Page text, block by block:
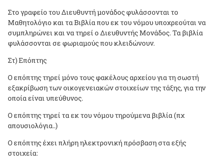
Στο γραφείο του Διευθυντή μονάδος φυλάσσονται το
Μαθητολόγιο και τα Βιβλία που εκ του νόμου υποχρεούται να
συμπληρώνει και να τηρεί ο Διευθυντής Μονάδος. Τα βιβλία
φυλάσσονται σε φωριαμούς που κλειδώνουν.
Στ) Επόπτης
Ο επόπτης τηρεί μόνο τους φακέλους αρχείου για τη σωστή
εξακρίβωση των οικογενειακών στοιχείων της τάξης, για την
οποία είναι υπεύθυνος.
Ο επόπτης τηρεί τα εκ του νόμου τηρούμενα βιβλία (πχ
απουσιολόγια..)
Ο επόπτης έχει πλήρη ηλεκτρονική πρόσβαση στα εξής
στοιχεία: